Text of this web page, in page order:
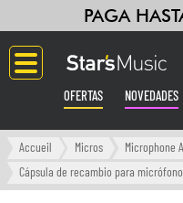
PAGA
OFERTAS NOVEDADES
Langue
Accueil Micros
Microphone
Cápsula de recambio para micrófono